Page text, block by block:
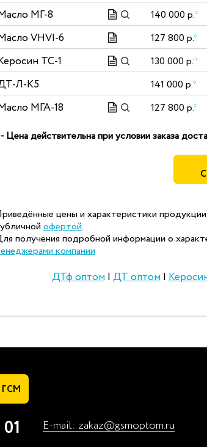
МГ-8 140 000 р.*
VHVI-6 127 800 р.*
ТС-1 130 000 р.*
Л-К5 141 000 р.*
МГА-18 127 800 р.*
Цена действительна при условии заказа
цены и характеристики
офертой.
получения подробной информации о
компании
ДТф оптом| ДТ оптом|
E-mail: zakaz@gsmoptom.ru